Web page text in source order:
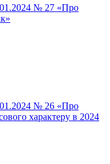
№ 27 «Про
№ 26 «Про
характеру в 2024